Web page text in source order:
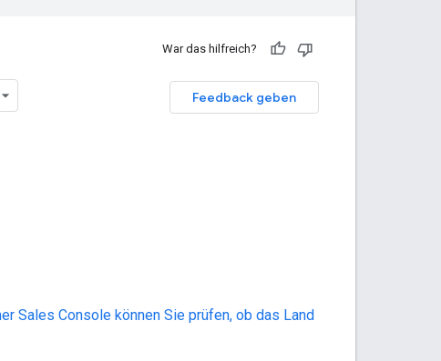
War das hilfreich?
Feedback geben
Sales Console können Sie prüfen, ob das Land